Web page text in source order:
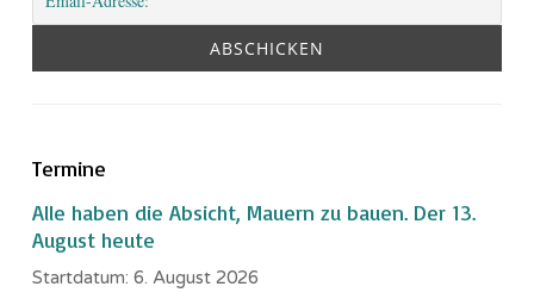
Termine
Alle haben die Absicht, Mauern zu bauen. Der 13.
August heute
Startdatum: 6. August 2026